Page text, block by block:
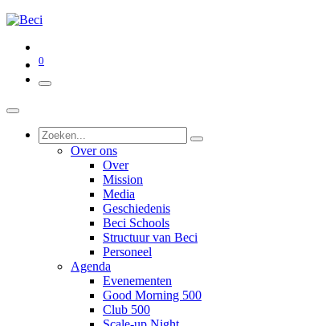
0
Over ons
Over
Mission
Media
Geschiedenis
Beci Schools
Structuur van Beci
Personeel
Agenda
Evenementen
Good Morning 500
Club 500